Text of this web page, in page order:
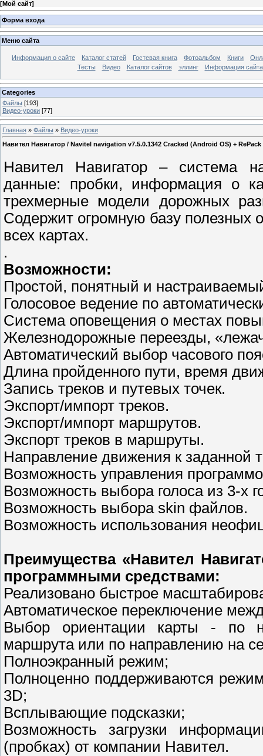
[Мой сайт]
Форма входа
Меню сайта
Информация о сайте Каталог статей Гостевая книга Фотоальбом Книги
Тесты
Видео Каталог сайтов эллинг Информация сайта
Categories
Файлы [193]
Видео-уроки [77]
Главная » Файлы » Видео-уроки
Навител Навигатор / Navitel navigation v7.5.0.1342 Cracked (Android OS) +
Навител Навигатор – система
данные: пробки, информация о
трехмерные модели дорожных
Содержит огромную базу полезных
всех картах.
.
Возможности:
Простой, понятный и
Голосовое ведение по
Система оповещения о местах
Железнодорожные переезды,
Автоматический выбор часового
Длина пройденного пути, время
Запись треков и путевых точек.
Экспорт/импорт треков.
Экспорт/импорт маршрутов.
Экспорт треков в маршруты.
Направление движения к заданной
Возможность управления
Возможность выбора голоса из 3-х
Возможность выбора skin файлов.
Возможность использования
Преимущества «Навител
программными средствами:
Реализовано быстрое
Автоматическое переключение
Выбор ориентации карты - по
маршрута или по направлению на
Полноэкранный режим;
Полноценно поддерживаются
3D;
Всплывающие подсказки;
Возможность загрузки
(пробках) от компании Навител.